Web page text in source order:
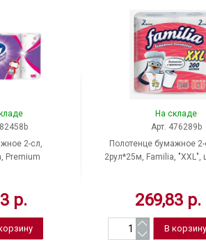
2-сл,
Premium
р.
На складе
Арт. 476289b
Полотенце бумажное 2-
2рул*25м, Familia, "XXL",
269,83 р.